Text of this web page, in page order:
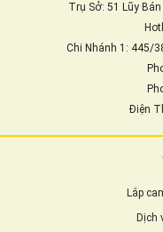
Trụ Sở: 51 Lũy
Chi Nhánh 1: 445/
Điện
Lắp
Dịch